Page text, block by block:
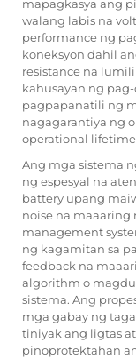
mapagkasya ang
walang labis na
performance ng
koneksyon dahil
resistance na
kahusayan ng
pagpapanatili ng
nagagarantiya ng
operational
Ang mga sistema
ng espesyal na
battery upang
noise na maaaring
management
ng kagamitan sa
feedback na
algorithm o
sistema. Ang
mga gabay ng
tiniyak ang ligtas
pinoprotektahan